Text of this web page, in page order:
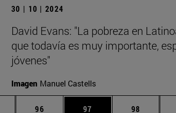
30 | 10 | 2024
David Evans: "La pobreza en
que todavía es muy importante,
jóvenes"
Imagen Manuel Castells
Páginas intermedias Use TAB para desplazarse.
Página
96 Página
97 Página
98